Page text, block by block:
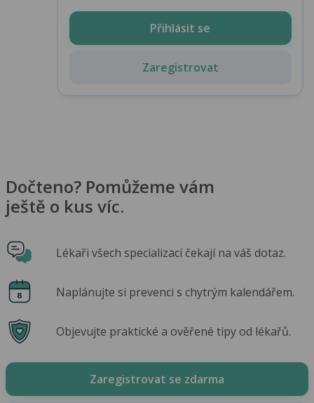
Přihlásit se
Zaregistrovat
Dočteno? Pomůžeme vám
ještě o kus víc.
Lékaři všech specializací čekají na váš dotaz.
Naplánujte si prevenci s chytrým kalendářem.
Objevujte praktické a ověřené tipy od lékařů.
Zaregistrovat se zdarma